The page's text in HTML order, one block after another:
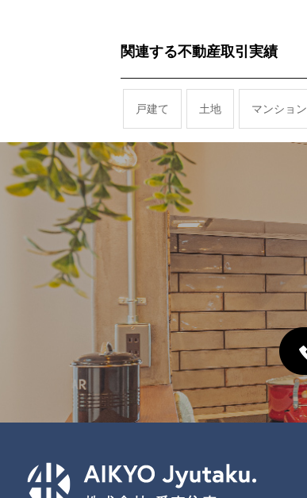
関連する不動産取引実績
戸建て 土地 マンション